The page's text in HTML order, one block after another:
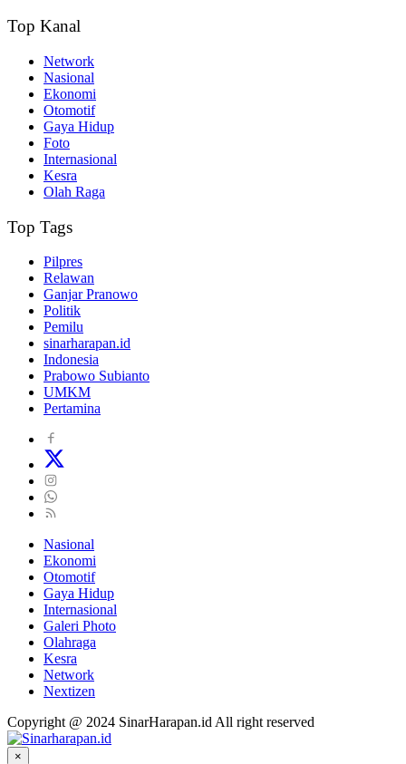
Top Kanal
Network
Nasional
Ekonomi
Otomotif
Gaya Hidup
Foto
Internasional
Kesra
Olah Raga
Top Tags
Pilpres
Relawan
Ganjar Pranowo
Politik
Pemilu
sinarharapan.id
Indonesia
Prabowo Subianto
UMKM
Pertamina
Nasional
Ekonomi
Otomotif
Gaya Hidup
Internasional
Galeri Photo
Olahraga
Kesra
Network
Nextizen
Copyright @ 2024 SinarHarapan.id All right reserved
×